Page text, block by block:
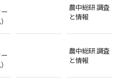
農中総研 調査
と情報
農中総研 調査
と情報